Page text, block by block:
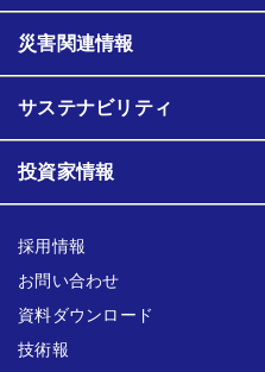
災害関連情報
サステナビリティ
投資家情報
採用情報
お問い合わせ
資料ダウンロード
技術報